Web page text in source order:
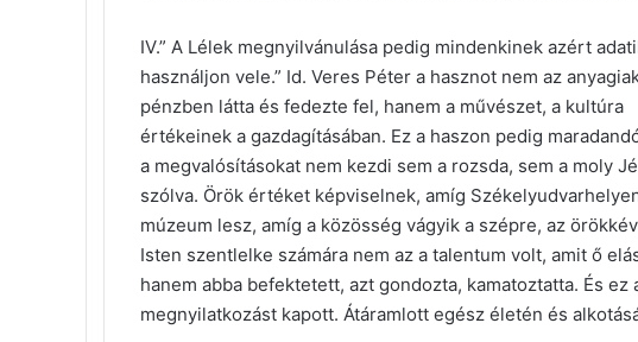
IV.” A Lélek megnyilvánulása pedig mindenkinek azért
használjon vele.” Id. Veres Péter a hasznot nem az
pénzben látta és fedezte fel, hanem a művészet, a kultúra
értékeinek a gazdagításában. Ez a haszon pedig
a megvalósításokat nem kezdi sem a rozsda, sem a moly
szólva. Örök értéket képviselnek, amíg
múzeum lesz, amíg a közösség vágyik a szépre, az
Isten szentlelke számára nem az a talentum volt, amit ő
hanem abba befektetett, azt gondozta, kamatoztatta. És
megnyilatkozást kapott. Átáramlott egész életén és